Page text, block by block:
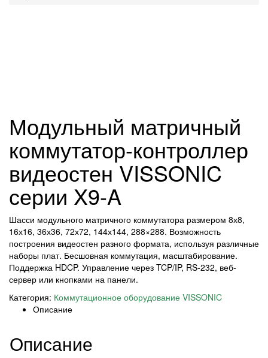
Модульный матричный
коммутатор-контроллер
видеостен VISSONIC
серии X9-A
Шасси модульного матричного коммутатора размером 8х8,
16х16, 36х36, 72х72, 144х144, 288×288. Возможность
построения видеостен разного формата, используя различные
наборы плат. Бесшовная коммутация, масштабирование.
Поддержка HDCP. Управление через TCP/IP, RS-232, веб-
сервер или кнопками на панели.
Категория: Коммутационное оборудование VISSONIC
Описание
Описание